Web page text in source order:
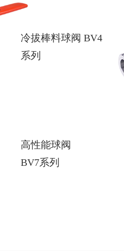
冷拔棒料球阀 BV4
系列
高性能球阀
BV7系列